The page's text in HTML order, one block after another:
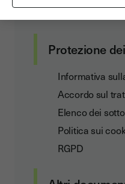
Protezione
Informativa
Accordo sul
Elenco dei
Politica sui
RGPD